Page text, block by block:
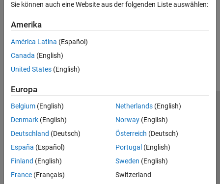
Sie können auch eine Website aus der folgenden Liste auswählen:
Amerika
América Latina (Español)
Canada (English)
United States (English)
Europa
Belgium (English)
Denmark (English)
Deutschland (Deutsch)
España (Español)
Finland (English)
France (Français)
Netherlands(English)
Norway(English)
Österreich (Deutsch)
Portugal (English)
Sweden (English)
Switzerland
Trust Center
Datenschutz-Richtlinien
Datendiebstahl verhindern
Status von Anwendungen
© 1994-2026 The MathWorks, Inc.
Website auswählen
Deutschland